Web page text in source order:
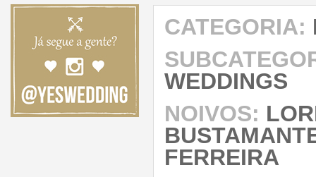
CATEGORIA:
WEDDINGS
NOIVOS:
FERREIRA